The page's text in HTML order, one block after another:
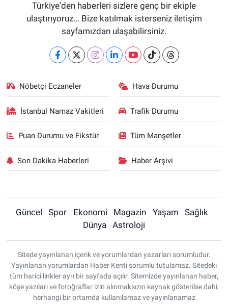
Türkiye'den haberleri sizlere genç bir ekiple
ulaştırıyoruz... Bize katılmak isterseniz iletişim
sayfamızdan ulaşabilirsiniz.
Nöbetçi Eczaneler Hava Durumu
İstanbul Namaz Vakitleri Trafik Durumu
Puan Durumu ve Fikstür Tüm Manşetler
Son Dakika Haberleri Haber Arşivi
Güncel Spor Ekonomi Magazin Yaşam
Sağlık
Dünya
Astroloji
Sitede yayınlanan içerik ve yorumlardan yazarları sorumludur.
Yayınlanan yorumlardan Haber Kenti sorumlu tutulamaz. Sitedeki
tüm harici linkler ayrı bir sayfada açılır. Sitemizde yayınlanan haber,
köşe yazıları ve fotoğraflar izin alınmaksızın kaynak gösterilse dahi,
herhangi bir ortamda kullanılamaz ve yayınlanamaz